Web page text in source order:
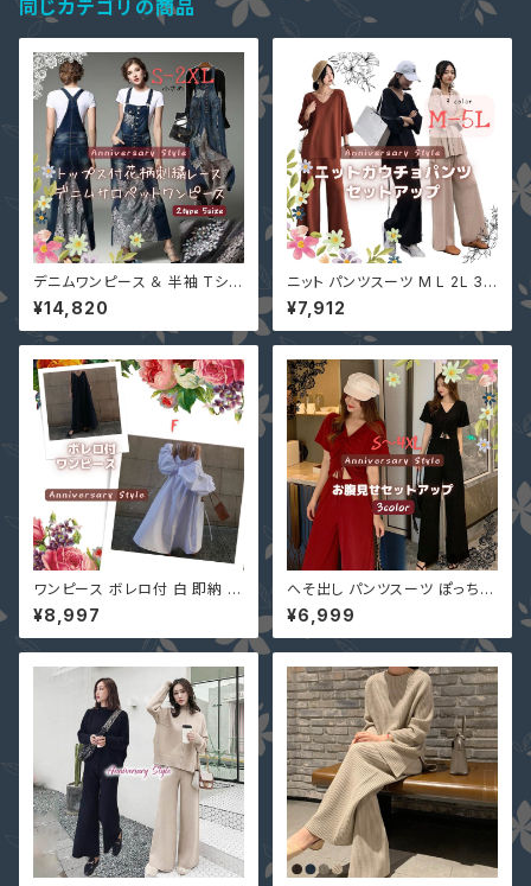
同じカテゴリの商品
デニムワンピース ＆ 半袖 Tシャ
ツ or 長袖 黒ニット 個性的 ２枚
セットアップ 花柄 刺繍 スパンコ
ール レース ネイビー ジャンパ
きいサイズ T8659567 レディ
ース カジュアル 夏服 マキシ丈
ワンピース ロング
¥14,820
ニット パンツスーツ M L 2L 3L
4L 5L ブラック ベージュ 即納
セットアップ 2点セット ワイドパ
ンツ ガウチョパンツ 長袖 無地
¥7,912
ワンピース ボレロ付 白 即納 黒
レディース Vネック 2713766
ノースリーブ フレアー マキシ ミ
モレ ロング 背中開き
¥8,997
へそ出し パンツスーツ ぽっちゃ
り L-5L ダンス衣装 即納 セット
アップ 大きいサイズ 4XLファッ
ション 上下セット 黒 赤 cfomo
夏服 半袖
¥6,999